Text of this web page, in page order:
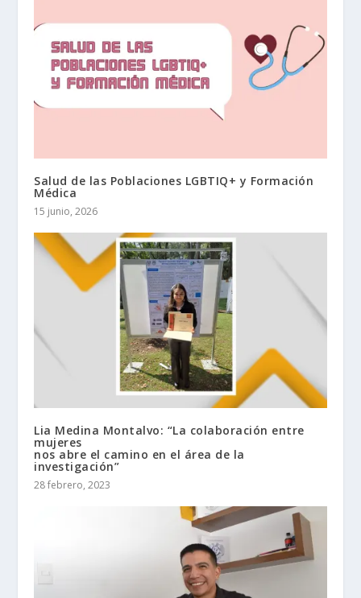
Salud de las Poblaciones LGBTIQ+ y Formación
Médica
15 junio, 2026
Lia Medina Montalvo: “La colaboración entre
mujeres
nos abre el camino en el área de la
investigación”
28 febrero, 2023